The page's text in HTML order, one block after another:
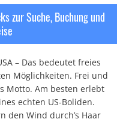
zur Suche, Buchung und
– Das bedeutet freies
Möglichkeiten. Frei und
Motto. Am besten erlebt
echten US-Boliden.
den Wind durch’s Haar